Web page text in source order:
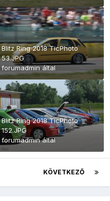
Blitz Ring 2018 TicPhoto
53.JPG
forumadmináltal
Blitz Ring 2018 TicPhoto
152.JPG
forumadmináltal
KÖVETKEZŐ